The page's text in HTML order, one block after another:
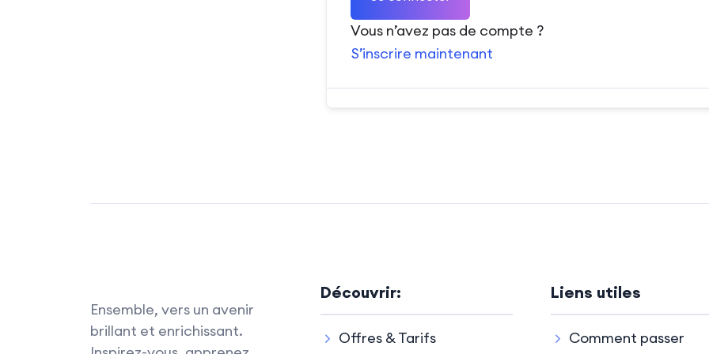
Vous n’avez pas de compte ?
S’inscrire maintenant
Ensemble, vers un avenir
brillant et enrichissant.
Découvrir:
Offres & Tarifs
Liens utiles
Comment passer